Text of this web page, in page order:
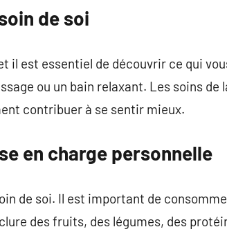
de soi
il est essentiel de découvrir ce qui
ou un bain relaxant. Les soins de
contribuer à se sentir mieux.
en charge personnelle
de soi. Il est important de
des fruits, des légumes, des